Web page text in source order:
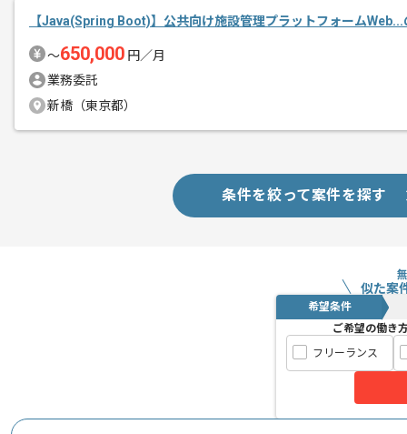
【Java(Spring Boot)】公共向け施設管理プラットフォーム
〜650,000 円／月
業務委託
新橋（東京都）
条件を絞って案件を探す
似た案
希望条件
ご希望の働き
フリーランス